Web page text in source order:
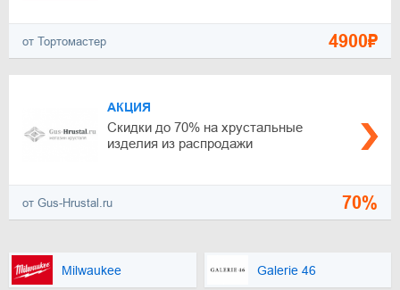
от Тортомастер 4900₽
АКЦИЯ
Скидки до 70% на хрустальные
изделия из распродажи
от Gus-Hrustal.ru 70%
Milwaukee Galerie 46